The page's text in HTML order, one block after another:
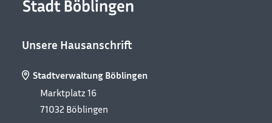
Unsere Hausanschrift
Stadtverwaltung Böblingen
Marktplatz 16
71032 Böblingen